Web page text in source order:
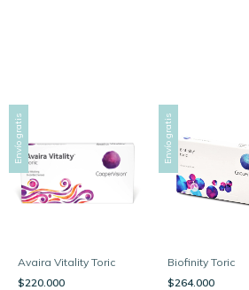
Envío gratis
Avaira Vitality Toric
$220.000
Envío gratis
Biofinity Toric
$264.000